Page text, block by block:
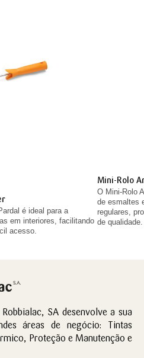
é ideal para a
em interiores, facilitando
acesso.
Mini-Rolo
O Mini-Rolo
de esmaltes
regulares,
de qualidade.
SA desenvolve a sua
áreas de negócio: Tintas
Proteção e Manutenção e